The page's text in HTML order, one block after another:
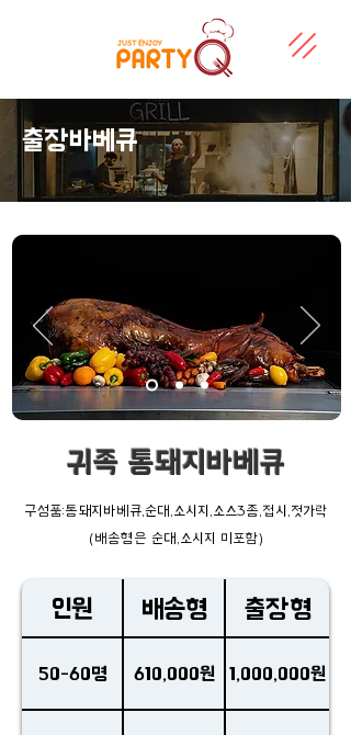
출장바베큐
​귀족 통돼지바베큐
구성품:통돼지바베큐,순대,소시지,소스3종,접시,젓가락
(배송형은 순대,소시지 미포함)
인원 배송형 출장형
50-60명 610,000원 1,000,000원